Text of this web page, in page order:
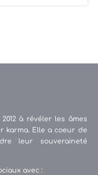
à révéler les âmes
karma. Elle a coeur de
leur souveraineté
avec :